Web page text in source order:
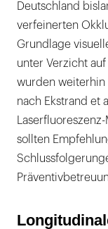
Deutschland
verfeinerten
Grundlage
unter Verzicht
wurden weiterhin
nach Ekstrand et
sollten